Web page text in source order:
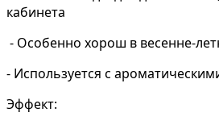
кабинета
- Особенно хорош в весенне-
- Используется с
Эффект: